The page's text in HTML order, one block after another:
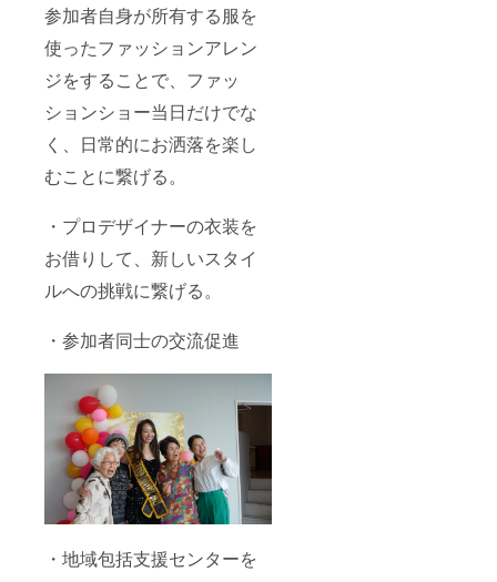
参加者自身が所有する服を
使ったファッションアレン
ジをすることで、ファッ
ションショー当日だけでな
く、日常的にお洒落を楽し
むことに繋げる。
・プロデザイナーの衣装を
お借りして、新しいスタイ
ルへの挑戦に繋げる。
・参加者同士の交流促進
・地域包括支援センターを